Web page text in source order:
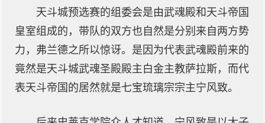
天斗城预选赛的组委会是由武魂殿和天斗帝国
皇室组成的，带队的双方也自然是分别来自两方势
力，弗兰德之所以惊讶。是因为代表武魂殿前来的
竟然是天斗城武魂圣殿殿主白金主教萨拉斯，而代
表天斗帝国的居然就是七宝琉璃宗宗主宁风致。